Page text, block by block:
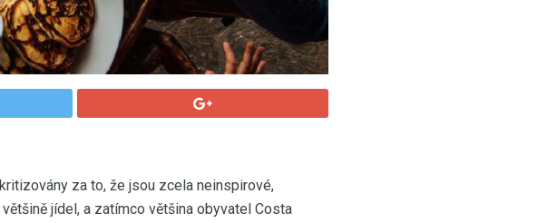
za to, že jsou zcela neinspirové,
jídel, a zatímco většina obyvatel Costa